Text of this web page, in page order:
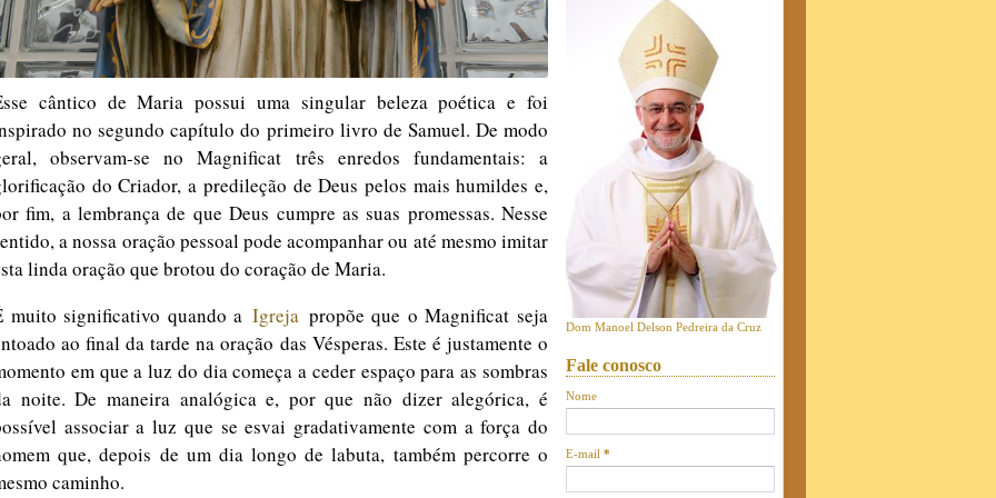
cântico de Maria possui uma singular beleza poética e foi
no segundo capítulo do primeiro livro de Samuel. De modo
observam-se no Magnificat três enredos fundamentais: a
do Criador, a predileção de Deus pelos mais humildes e,
fim, a lembrança de que Deus cumpre as suas promessas. Nesse
a nossa oração pessoal pode acompanhar ou até mesmo imitar
linda oração que brotou do coração de Maria.
muito significativo quando a Igreja propõe que o Magnificat seja
ao final da tarde na oração das Vésperas. Este é justamente o
em que a luz do dia começa a ceder espaço para as sombras
noite. De maneira analógica e, por que não dizer alegórica, é
associar a luz que se esvai gradativamente com a força do
que, depois de um dia longo de labuta, também percorre o
caminho.
Dom Manoel Delson Pedreira da Cruz
Fale conosco
Nome
E-mail *